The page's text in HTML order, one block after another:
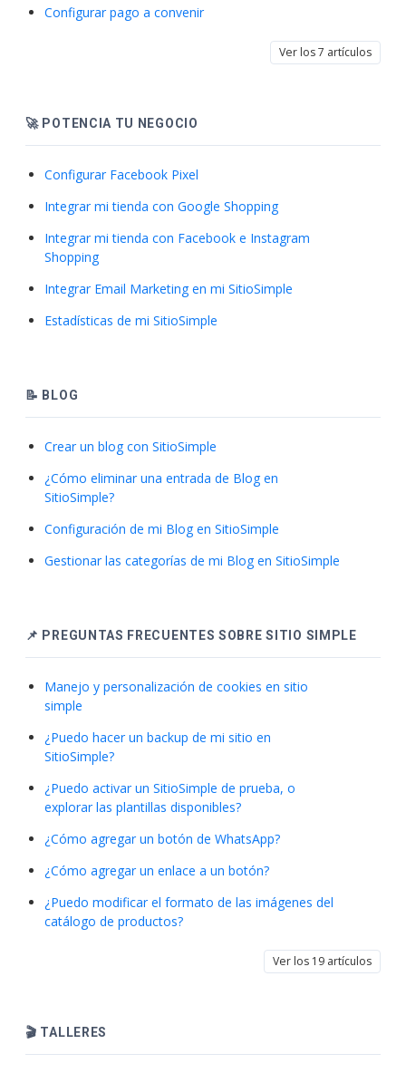
Configurar pago a convenir
Ver los 7 artículos
🚀 POTENCIA TU NEGOCIO
Configurar Facebook Pixel
Integrar mi tienda con Google Shopping
Integrar mi tienda con Facebook e Instagram
Shopping
Integrar Email Marketing en mi SitioSimple
Estadísticas de mi SitioSimple
📝 BLOG
Crear un blog con SitioSimple
¿Cómo eliminar una entrada de Blog en
SitioSimple?
Configuración de mi Blog en SitioSimple
Gestionar las categorías de mi Blog en SitioSimple
📌 PREGUNTAS FRECUENTES SOBRE SITIO SIMPLE
Manejo y personalización de cookies en sitio
simple
¿Puedo hacer un backup de mi sitio en
SitioSimple?
¿Puedo activar un SitioSimple de prueba, o
explorar las plantillas disponibles?
¿Cómo agregar un botón de WhatsApp?
¿Cómo agregar un enlace a un botón?
¿Puedo modificar el formato de las imágenes del
catálogo de productos?
Ver los 19 artículos
🎬 TALLERES